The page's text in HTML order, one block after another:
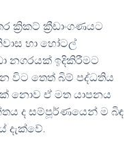
ක්‍රිකට් ක්‍රීඩාංගණයට
හා හෝටල්
නගරයක් ඉදිකිරීමට
විට තෙත් බිම් පද්ධතිය
නොව ඒ මත යාපනය
ද සම්පූර්ණයෙන් ම බිඳ
දැක්වේ.